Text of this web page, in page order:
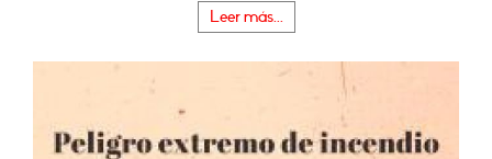
Leer más...